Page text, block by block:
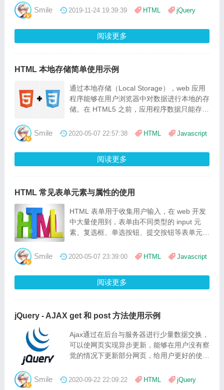
介绍下如何操作使用
Smile 2019-11-24 19:39:39 HTML jQuery
阅读更多
HTML 本地存储简单使用示例
通过本地存储（Local Storage），web 应用
程序能够在用户浏览器中对数据进行本地的存
储。在 HTML5 之前，应用程序数据只能存储
储则更安全，并且可在不影响网站性能的前提
存储限制要大得多（至少5MB），并且信息
不会被传输到服务器。
Smile 2020-05-07 22:57:38 HTML Javascript
阅读更多
HTML 常见表单元素与属性的使用
HTML 表单用于收集用户输入，在 web 开发
中大量使用到，表单由不同类型的 input 元
素、复选框、单选按钮、提交按钮等表单元素
Smile 2020-05-07 23:39:00 HTML Javascript
阅读更多
jQuery - AJAX get 和 post 方法使用示例
Ajax通过在后台与服务器进行少量数据交换，
可以使网页实现异步更新，能够在用户没有察
觉的情况下更新部分网页，给用户更好的使用
post 方法使用示例
Smile 2020-09-22 22:09:22 HTML jQuery